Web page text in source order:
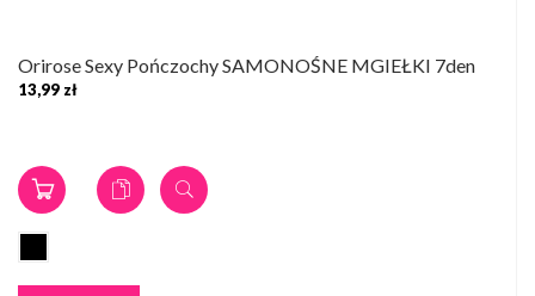
Orirose Sexy Pończochy SAMONOŚNE MGIEŁKI 7den
13,99 zł